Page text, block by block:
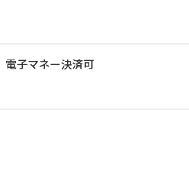
電子マネー決済可